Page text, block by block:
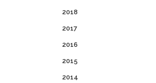
2018
2017
2016
2015
2014